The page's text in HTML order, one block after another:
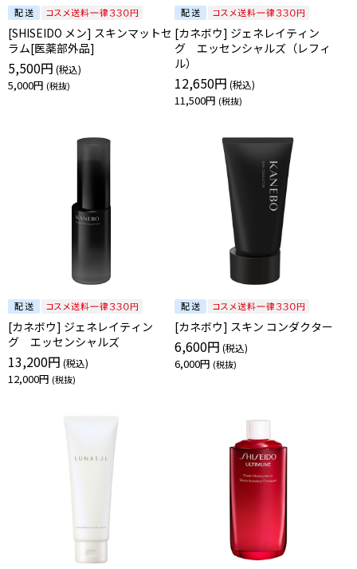
[SHISEIDO メン] スキンマットセ
ラム[医薬部外品]
5,500円
5,000円
[カネボウ] ジェネレイティン
グ エッセンシャルズ（レフィ
ル）
12,650円
11,500円
[カネボウ] ジェネレイティン
グ エッセンシャルズ
13,200円
12,000円
[カネボウ] スキン コンダクター
6,600円
6,000円